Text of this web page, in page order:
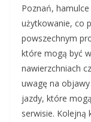
Poznań,
użytkowanie, co
powszechnym
które mogą być
nawierzchniach
uwagę na
jazdy, które
serwisie. Kolejną